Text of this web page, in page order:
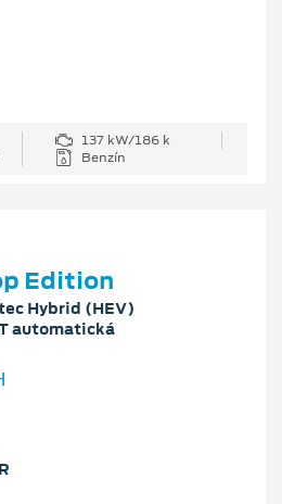
137 kW/186 k
Benzín
Edition
Hybrid (HEV)
automatická